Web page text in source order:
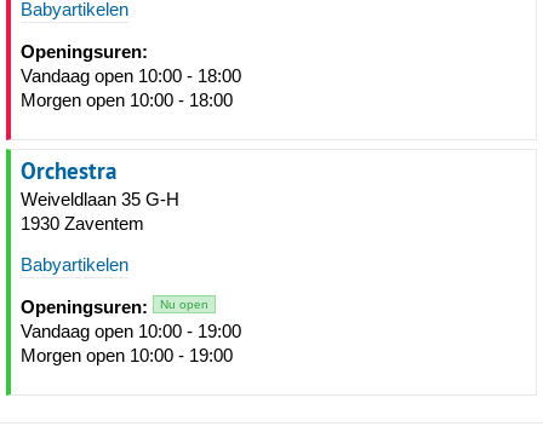
Babyartikelen
Openingsuren:
Vandaag open 10:00 - 18:00
Morgen open 10:00 - 18:00
Orchestra
Weiveldlaan 35 G-H
1930 Zaventem
Babyartikelen
Openingsuren: Nu open
Vandaag open 10:00 - 19:00
Morgen open 10:00 - 19:00